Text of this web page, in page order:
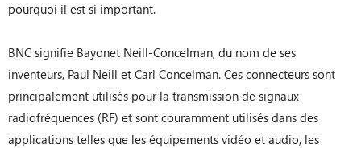
pourquoi il est si important.
BNC signifie Bayonet Neill-Concelman, du nom de ses
inventeurs, Paul Neill et Carl Concelman. Ces connecteurs sont
principalement utilisés pour la transmission de signaux
radiofréquences (RF) et sont couramment utilisés dans des
applications telles que les équipements vidéo et audio, les